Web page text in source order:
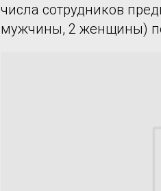
числа сотрудников
мужчины, 2 женщины)